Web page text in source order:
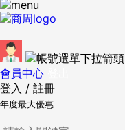
會員中心
登入 / 註冊
年度最大優惠